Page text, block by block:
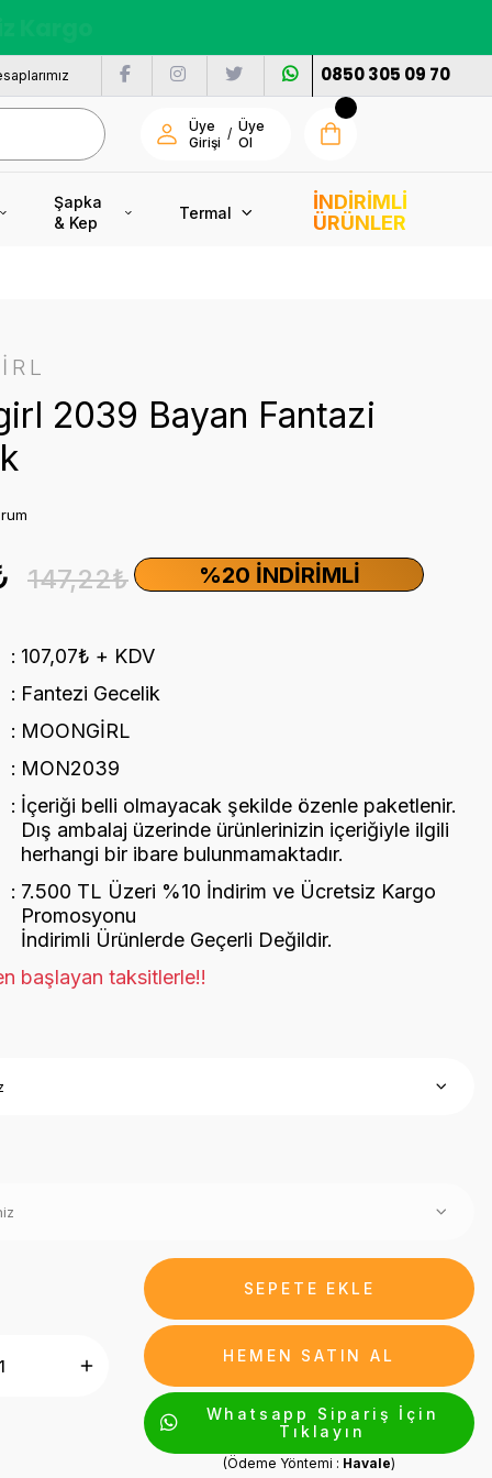
0850 305 09 70
Üye
Girişi
/ Üye
Ol
Şapka
& Kep
Termal
İNDİRİMLİ
ÜRÜNLER
2039 Bayan Fantazi
%20 İNDIRIMLI
147,22₺
107,07₺ + KDV
Fantezi Gecelik
MOONGİRL
MON2039
İçeriği belli olmayacak şekilde özenle paketlenir.
Dış ambalaj üzerinde ürünlerinizin içeriğiyle ilgili
herhangi bir ibare bulunmamaktadır.
7.500 TL Üzeri %10 İndirim ve Ücretsiz Kargo
Promosyonu
İndirimli Ürünlerde Geçerli Değildir.
başlayan taksitlerle!!
SEPETE EKLE
HEMEN SATIN AL
Whatsapp Sipariş İçin
Tıklayın
(Ödeme Yöntemi : Havale)